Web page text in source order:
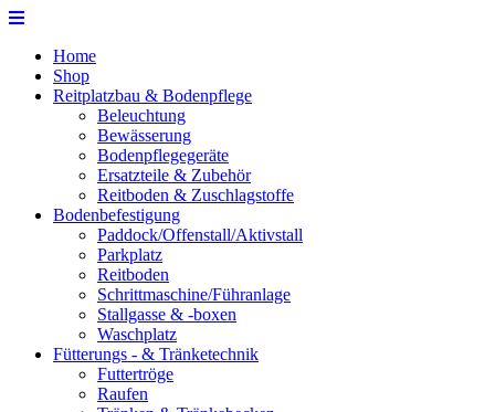
Home
Shop
Reitplatzbau & Bodenpflege
Beleuchtung
Bewässerung
Bodenpflegegeräte
Ersatzteile & Zubehör
Reitboden & Zuschlagstoffe
Bodenbefestigung
Paddock/Offenstall/Aktivstall
Parkplatz
Reitboden
Schrittmaschine/Führanlage
Stallgasse & -boxen
Waschplatz
Fütterungs - & Tränketechnik
Futtertröge
Raufen